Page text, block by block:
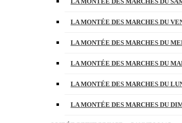
LA MONTÉE DES MARCHES DU
LA MONTÉE DES MARCHES DU
LA MONTÉE DES MARCHES DU
LA MONTÉE DES MARCHES DU
LA MONTÉE DES MARCHES DU